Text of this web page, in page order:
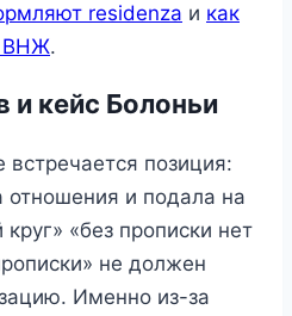
residenza и как
ВНЖ.
и кейс Болоньи
встречается позиция:
и подала на
«без прописки нет
не должен
Именно из-за